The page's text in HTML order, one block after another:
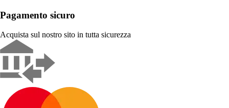
Pagamento sicuro
Acquista sul nostro sito in tutta sicurezza